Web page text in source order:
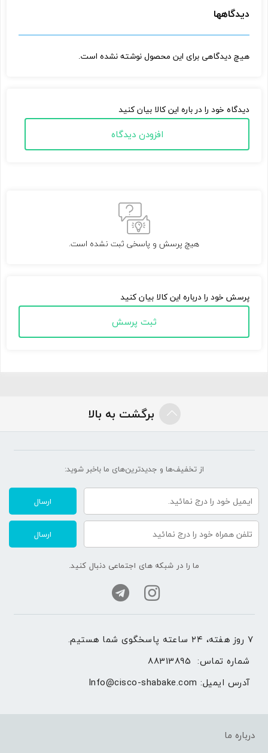
دیدگاه خود را در باره این کالا بیان کنید
افزودن دیدگاه
دیدگاهها
هیچ دیدگاهی برای این محصول نوشته نشده است.
هیچ پرسش و پاسخی ثبت نشده است.
پرسش خود را درباره این کالا بیان کنید
ثبت پرسش
برگشت به بالا
از تخفیف‌ها و جدیدترین‌های ما‌ باخبر شوید:
ارسال
ارسال
ما را در شبکه های اجتماعی دنبال کنید.
۷ روز هفته، ۲۴ ساعته پاسخگوی شما هستیم.
شماره تماس: 88313895
آدرس ایمیل: Info@cisco-shabake.com
درباره ما